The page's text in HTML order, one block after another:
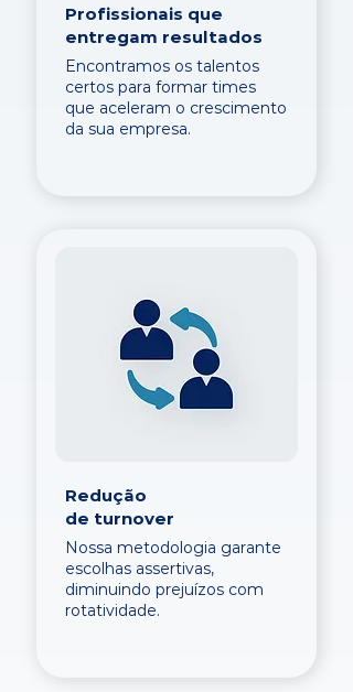
Profissionais que
entregam resultados
Encontramos os talentos
certos para formar times
que aceleram o crescimento
da sua empresa.
Redução
de turnover
Nossa metodologia garante
escolhas assertivas,
diminuindo prejuízos com
rotatividade.